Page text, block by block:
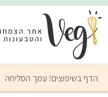
הדף בשיפוצים! עמך הסליחה